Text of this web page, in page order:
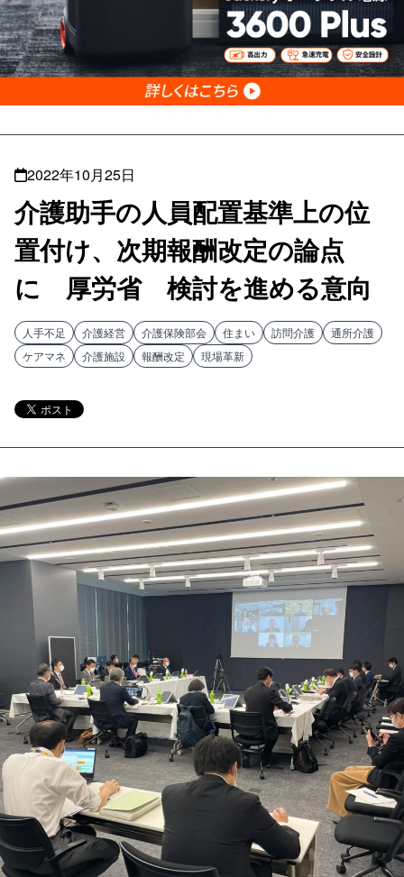
2022年10月25日
介護助手の人員配置基準上の位
置付け、次期報酬改定の論点
に 厚労省 検討を進める意向
人手不足 介護経営 介護保険部会 住まい 訪問介護
通所介護
ケアマネ
介護施設 報酬改定 現場革新